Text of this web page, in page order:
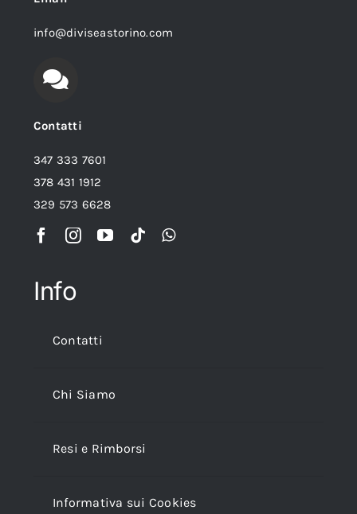
info@diviseastorino.com
Contatti
347 333 7601
378 431 1912
329 573 6628
Info
Contatti
Chi Siamo
Resi e Rimborsi
Informativa sui Cookies